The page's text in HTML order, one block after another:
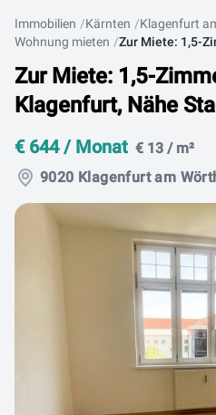
Immobilien Kärnten
Klagenfurt
Wohnung mieten
Zur Miete: 1,5-
Klagenfurt, Nähe
€ 644 / Monat € 13 / m²
9020 Klagenfurt am